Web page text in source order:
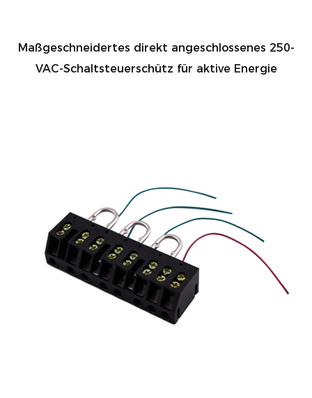
Maßgeschneidertes direkt angeschlossenes 250-
VAC-Schaltsteuerschütz für aktive Energie